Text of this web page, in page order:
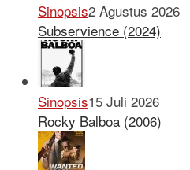
Sinopsis2 Agustus 2026
Subservience (2024)
Sinopsis15 Juli 2026
Rocky Balboa (2006)